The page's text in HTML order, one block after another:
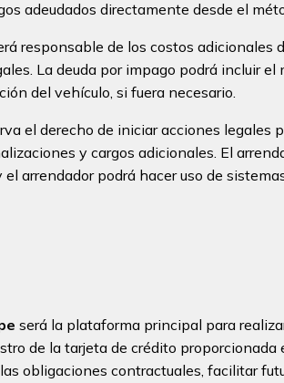
adeudados directamente desde el
responsable de los costos
La deuda por impago podrá incluir
del vehículo, si fuera necesario.
el derecho de iniciar acciones
y cargos adicionales. El
arrendador podrá hacer uso de
será la plataforma principal para
de la tarjeta de crédito
obligaciones contractuales, facilitar